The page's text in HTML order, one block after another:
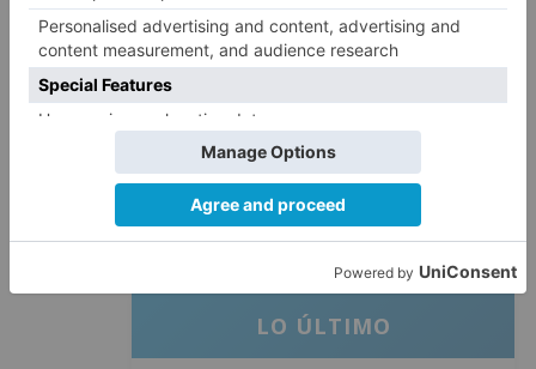
4
La provincia de Burgos celebra
el día de su patrón
5
La Guardia Civil desmonta la
versión de un repartidor tras
desaparecer 3.256 euros
LO ÚLTIMO